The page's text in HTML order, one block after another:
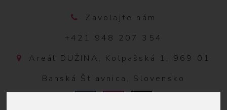
Zavolajte nám
+421 948 207 354
Areál DUŽINA, Kolpašská 1, 969 01
Banská Štiavnica, Slovensko